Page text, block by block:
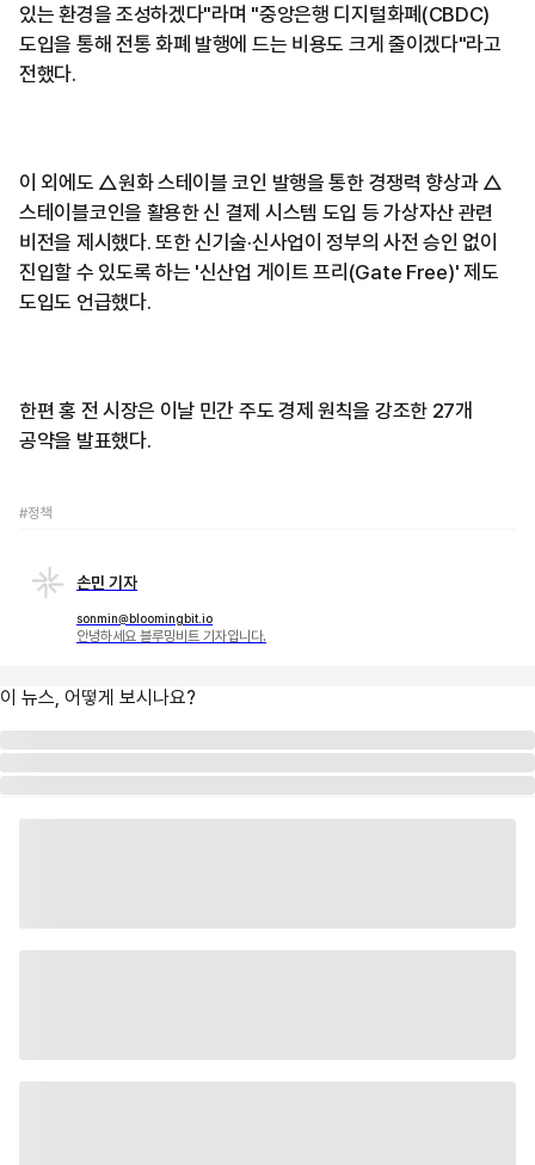
있는 환경을 조성하겠다"라며 "중앙은행 디지털화폐(CBDC)
도입을 통해 전통 화폐 발행에 드는 비용도 크게 줄이겠다"라고
전했다.
이 외에도 △원화 스테이블 코인 발행을 통한 경쟁력 향상과 △
스테이블코인을 활용한 신 결제 시스템 도입 등 가상자산 관련
비전을 제시했다. 또한 신기술·신사업이 정부의 사전 승인 없이
진입할 수 있도록 하는 '신산업 게이트 프리(Gate Free)' 제도
도입도 언급했다.
한편 홍 전 시장은 이날 민간 주도 경제 원칙을 강조한 27개
공약을 발표했다.
#정책
손민 기자
sonmin@bloomingbit.io
안녕하세요 블루밍비트 기자입니다.
이 뉴스, 어떻게 보시나요?